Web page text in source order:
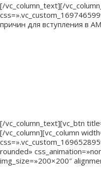
[/vc_column_text][/
причин для вступления в
[/vc_column_text][vc_btn
[/vc_column][vc_column
rounded»
img_size=»200×200″